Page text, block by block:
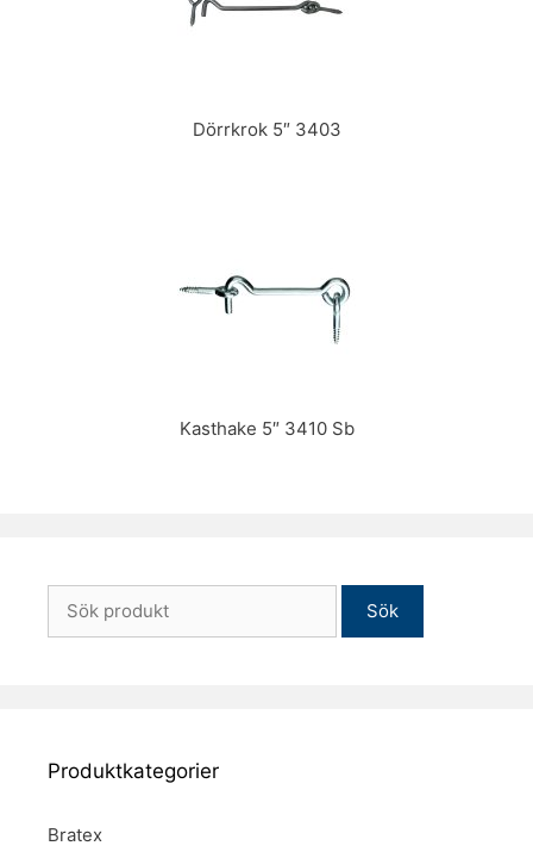
Dörrkrok 5″ 3403
Kasthake 5″ 3410 Sb
efter:
Produktkategorier
Bratex